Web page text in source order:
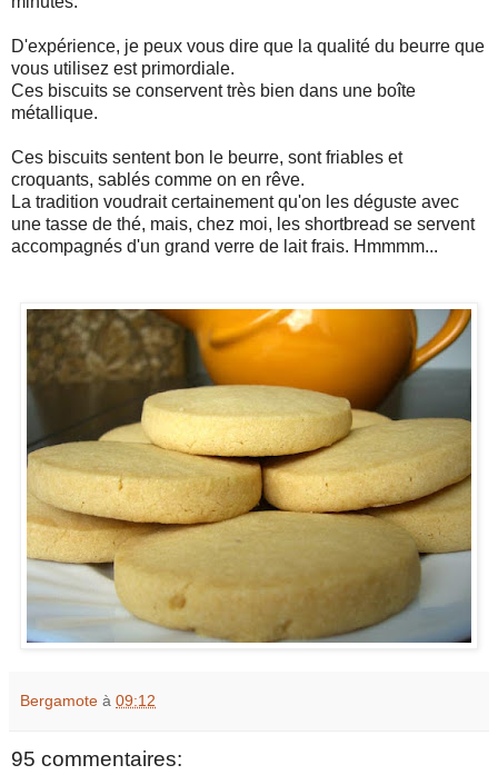
D'expérience, je peux vous dire que la qualité du beurre que
vous utilisez est primordiale.
Ces biscuits se conservent très bien dans une boîte
métallique.
Ces biscuits sentent bon le beurre, sont friables et
croquants, sablés comme on en rêve.
La tradition voudrait certainement qu'on les déguste avec
une tasse de thé, mais, chez moi, les shortbread se servent
accompagnés d'un grand verre de lait frais. Hmmmm...
Bergamote à 09:12
95 commentaires: